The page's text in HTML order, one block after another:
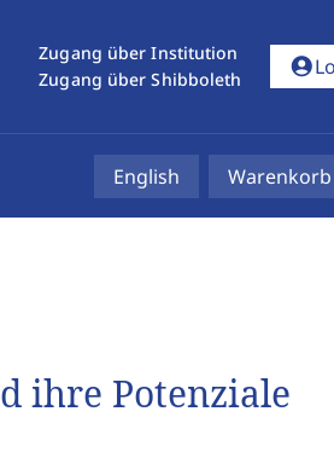
Zugang über Institution
Zugang über Shibboleth
account_circle
English Warenkorb
ihre Potenziale